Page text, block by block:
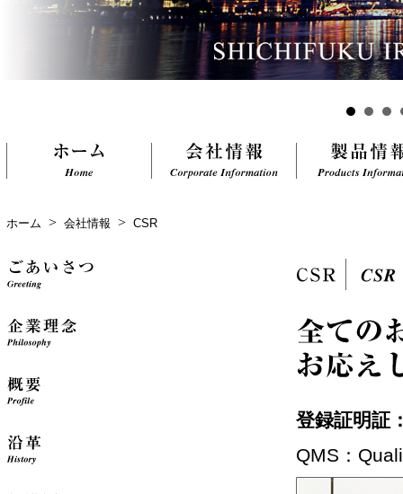
ホーム > 会社情報 > CSR
登録証明証
QMS：